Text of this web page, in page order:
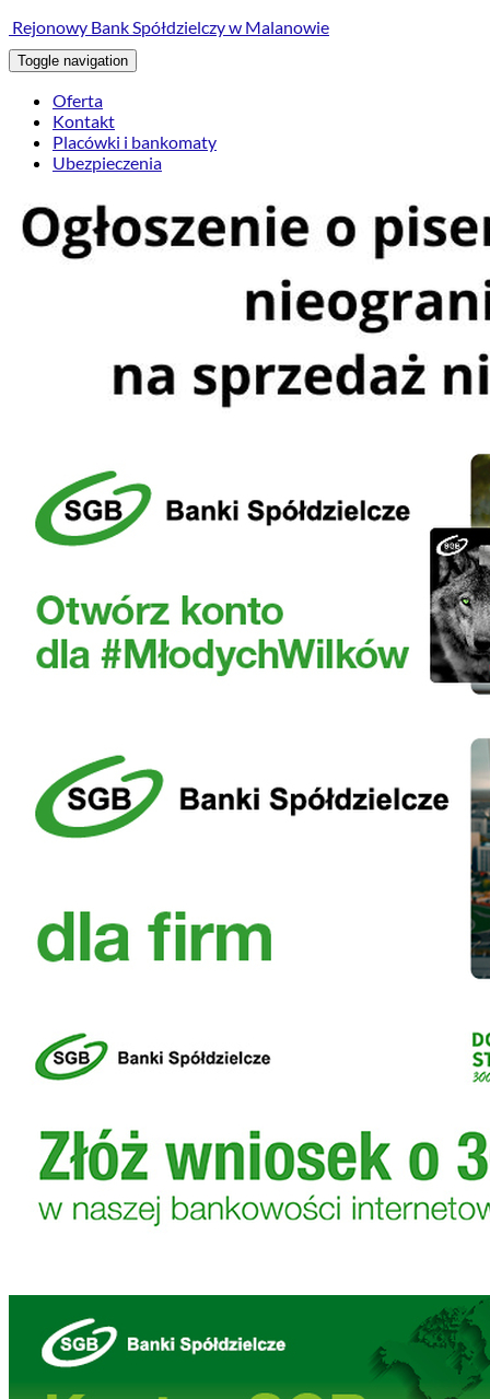
Rejonowy Bank Spółdzielczy w Malanowie
Toggle navigation
Oferta
Kontakt
Placówki i bankomaty
Ubezpieczenia